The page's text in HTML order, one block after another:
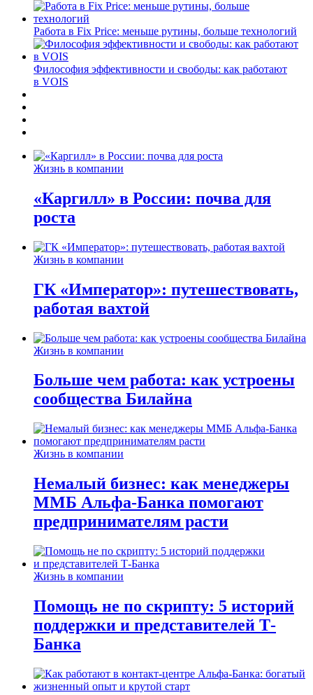
Работа в Fix Price: меньше рутины, больше технологий
Философия эффективности и свободы: как работают
в VOIS
Жизнь в компании
«Каргилл» в России: почва для
роста
Жизнь в компании
ГК «Император»: путешествовать,
работая вахтой
Жизнь в компании
Больше чем работа: как устроены
сообщества Билайна
Жизнь в компании
Немалый бизнес: как менеджеры
ММБ Альфа-Банка помогают
предпринимателям расти
Жизнь в компании
Помощь не по скрипту: 5 историй
поддержки и представителей Т-
Банка